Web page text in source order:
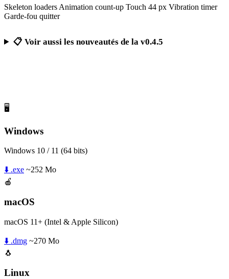
Skeleton loaders Animation count-up Touch 44 px Vibration timer
Garde-fou quitter
📋 Voir aussi les nouveautés de la v0.4.5
🖥️
Windows
Windows 10 / 11 (64 bits)
⬇️ .exe ~252 Mo
🍎
macOS
macOS 11+ (Intel & Apple Silicon)
⬇️ .dmg ~270 Mo
🐧
Linux